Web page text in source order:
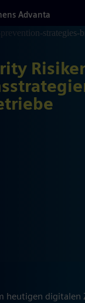
Advanta
heutigen digitalen